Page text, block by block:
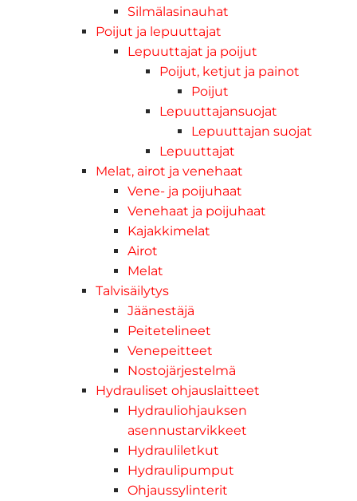
Silmälasinauhat
Poijut ja lepuuttajat
Lepuuttajat ja poijut
Poijut, ketjut ja painot
Poijut
Lepuuttajansuojat
Lepuuttajan suojat
Lepuuttajat
Melat, airot ja venehaat
Vene- ja poijuhaat
Venehaat ja poijuhaat
Kajakkimelat
Airot
Melat
Talvisäilytys
Jäänestäjä
Peitetelineet
Venepeitteet
Nostojärjestelmä
Hydrauliset ohjauslaitteet
Hydrauliohjauksen
asennustarvikkeet
Hydrauliletkut
Hydraulipumput
Ohjaussylinterit